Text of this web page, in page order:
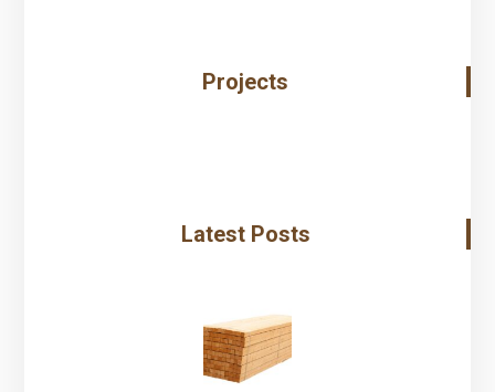
Projects
Latest Posts